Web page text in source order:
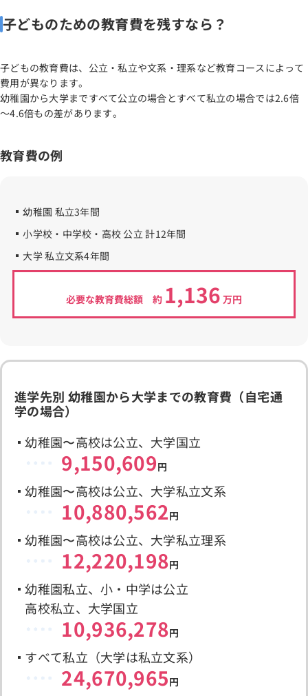
子どものための教育費を残すなら？
子どもの教育費は、公立・私立や文系・理系など教育コースによって
費用が異なります。
幼稚園から大学まですべて公立の場合とすべて私立の場合では2.6倍
～4.6倍もの差があります。
教育費の例
幼稚園 私立3年間
小学校・中学校・高校 公立 計12年間
大学 私立文系4年間
必要な教育費総額 約 1,136 万円
進学先別 幼稚園から大学までの教育費（自宅通
学の場合）
幼稚園〜高校は公立、大学国立
9,150,609円
幼稚園〜高校は公立、大学私立文系
10,880,562円
幼稚園〜高校は公立、大学私立理系
12,220,198円
幼稚園私立、小・中学は公立
高校私立、大学国立
10,936,278円
すべて私立（大学は私立文系）
24,670,965円